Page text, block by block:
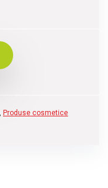
, Produse cosmetice